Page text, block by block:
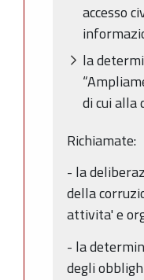
accesso
la
di cui alla
Richiamate:
- la
della
attivita' e
- la
degli